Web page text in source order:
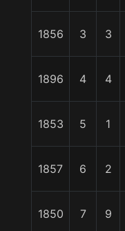
1856 3 3
1896 4 4
1853 5 1
1857 6 2
1850 7 9